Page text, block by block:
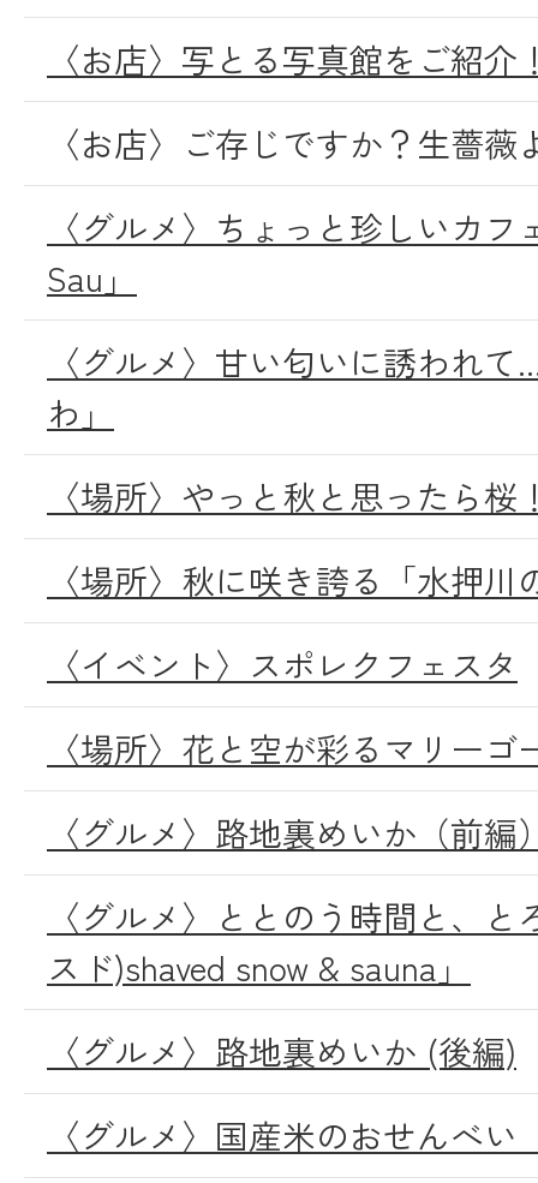
〈お店〉写とる写真館をご紹介
〈お店〉ご存じですか？生薔薇
〈グルメ〉ちょっと珍しいカ
Sau」
〈グルメ〉甘い匂いに誘われて
わ」
〈場所〉やっと秋と思ったら桜
〈場所〉秋に咲き誇る「水押川
〈イベント〉スポレクフェスタ
〈場所〉花と空が彩るマリー
〈グルメ〉路地裏めいか（前編
〈グルメ〉ととのう時間と、
スド)shaved snow & sauna」
〈グルメ〉路地裏めいか (後編)
〈グルメ〉国産米のおせんべい